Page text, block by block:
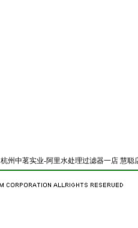
杭州中茗实业-阿里水处理过滤器一店 慧聪